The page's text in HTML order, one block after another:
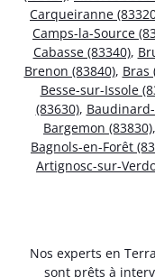
Carqueiranne
Camps-la-Source
Cabasse (83340),
Brenon (83840), Bras
Besse-sur-Issole
(83630),
Bargemon (83830),
Bagnols-en-Forêt
Artignosc-sur-
Nos experts en
sont prêts à